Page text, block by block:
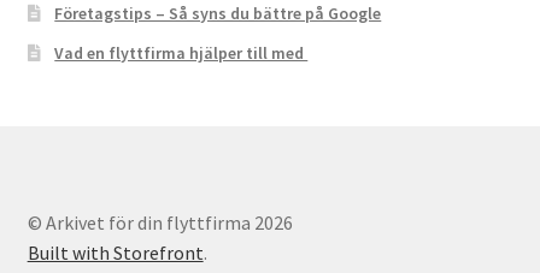
Företagstips – Så syns du bättre på Google
Vad en flyttfirma hjälper till med
© Arkivet för din flyttfirma 2026
Built with Storefront.